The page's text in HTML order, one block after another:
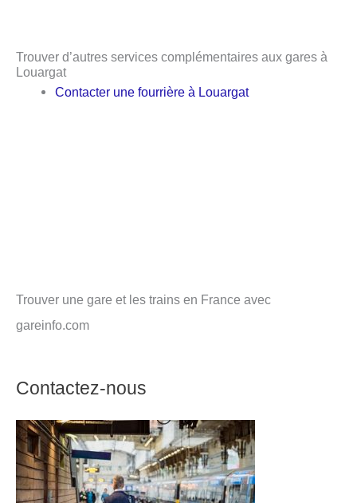
Trouver d’autres services complémentaires aux gares à
Louargat
Contacter une fourrière à Louargat
Trouver une gare et les trains en France avec
gareinfo.com
Contactez-nous